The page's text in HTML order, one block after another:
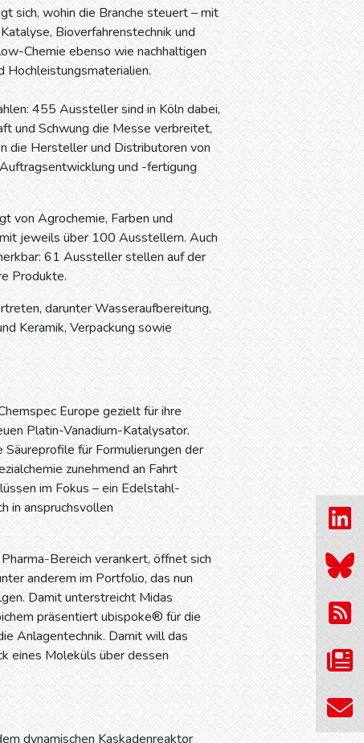
sich, wohin die Branche steuert – mit
Bioverfahrenstechnik und
Chemie ebenso wie nachhaltigen
Hochleistungsmaterialien.
455 Aussteller sind in Köln dabei,
und Schwung die Messe verbreitet,
die Hersteller und Distributoren von
und -fertigung
von Agrochemie, Farben und
jeweils über 100 Ausstellern. Auch
61 Aussteller stellen auf der
Produkte.
darunter Wasseraufbereitung,
Keramik, Verpackung sowie
Europe gezielt für ihre
Platin-Vanadium-Katalysator.
für Formulierungen der
zunehmend an Fahrt
im Fokus – ein Edelstahl-
in anspruchsvollen
Bereich verankert, öffnet sich
anderem im Portfolio, das nun
Damit unterstreicht Midas
präsentiert ubispoke® für die
Anlagentechnik. Damit will das
eines Moleküls über dessen
dynamischen Kaskadenreaktor